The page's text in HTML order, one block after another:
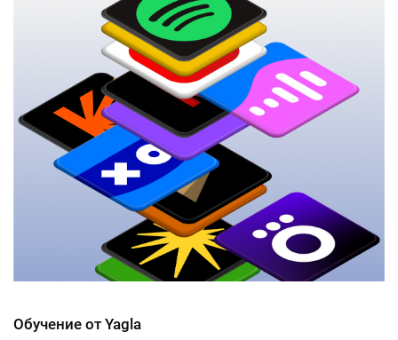
Обучение от Yagla